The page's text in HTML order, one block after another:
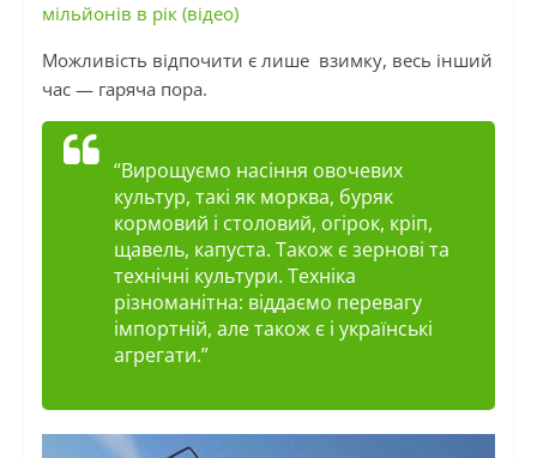
мільйонів в рік (відео)
Можливість відпочити є лише взимку, весь інший
час — гаряча пора.
“Вирощуємо насіння овочевих
культур, такі як морква, буряк
кормовий і столовий, огірок, кріп,
щавель, капуста. Також є зернові та
технічні культури. Техніка
різноманітна: віддаємо перевагу
імпортній, але також є і українські
агрегати.”